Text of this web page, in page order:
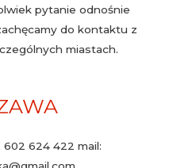
pytanie odnośnie
do kontaktu z
miastach.
624 422 mail: